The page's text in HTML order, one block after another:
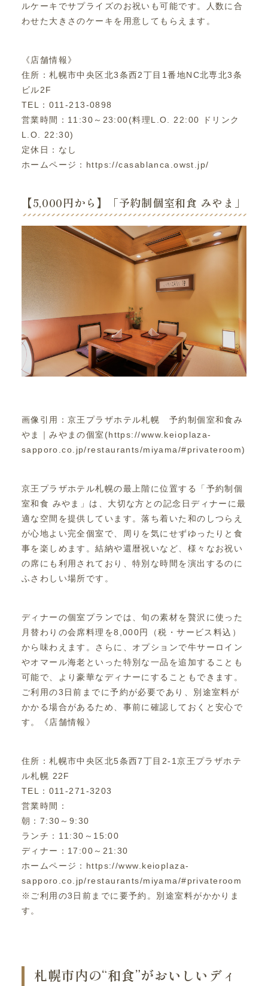
ルケーキでサプライズのお祝いも可能です。人数に合
わせた大きさのケーキを用意してもらえます。
《店舗情報》
住所：札幌市中央区北3条西2丁目1番地NC北専北3条
ビル2F
TEL：011-213-0898
営業時間：11:30～23:00(料理L.O. 22:00 ドリンク
L.O. 22:30)
定休日：なし
ホームページ：https://casablanca.owst.jp/
【5,000円から】「予約制個室和食 みやま」
画像引用：京王プラザホテル札幌 予約制個室和食み
やま｜みやまの個室(https://www.keioplaza-
sapporo.co.jp/restaurants/miyama/#privateroom)
京王プラザホテル札幌の最上階に位置する「予約制個
室和食 みやま」は、大切な方との記念日ディナーに最
適な空間を提供しています。落ち着いた和のしつらえ
が心地よい完全個室で、周りを気にせずゆったりと食
事を楽しめます。結納や還暦祝いなど、様々なお祝い
の席にも利用されており、特別な時間を演出するのに
ふさわしい場所です。
ディナーの個室プランでは、旬の素材を贅沢に使った
月替わりの会席料理を8,000円（税・サービス料込）
から味わえます。さらに、オプションで牛サーロイン
やオマール海老といった特別な一品を追加することも
可能で、より豪華なディナーにすることもできます。
ご利用の3日前までに予約が必要であり、別途室料が
かかる場合があるため、事前に確認しておくと安心で
す。《店舗情報》
住所：札幌市中央区北5条西7丁目2-1京王プラザホテ
ル札幌 22F
TEL：011-271-3203
営業時間：
朝：7:30～9:30
ランチ：11:30～15:00
ディナー：17:00～21:30
ホームページ：https://www.keioplaza-
sapporo.co.jp/restaurants/miyama/#privateroom
※ご利用の3日前までに要予約。別途室料がかかりま
す。
札幌市内の“和食”がおいしいディ